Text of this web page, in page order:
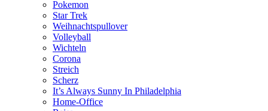
Pokemon
Star Trek
Weihnachtspullover
Volleyball
Wichteln
Corona
Streich
Scherz
It’s Always Sunny In Philadelphia
Home-Office